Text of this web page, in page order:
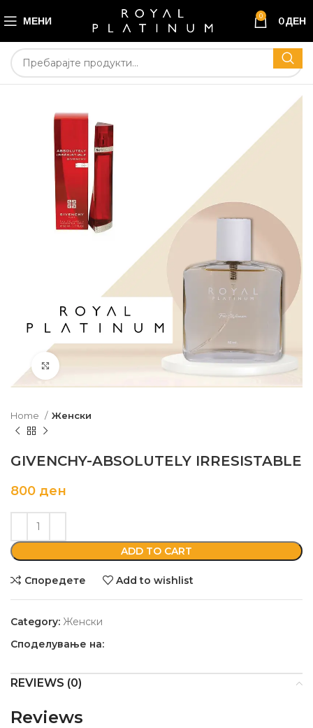
МЕНИ 0 0ДЕН
Home Женски
GIVENCHY-ABSOLUTELY IRRESISTABLE
800 ден
ADD TO CART
Споредете Add to wishlist
Category: Женски
Споделување на:
REVIEWS (0)
Reviews